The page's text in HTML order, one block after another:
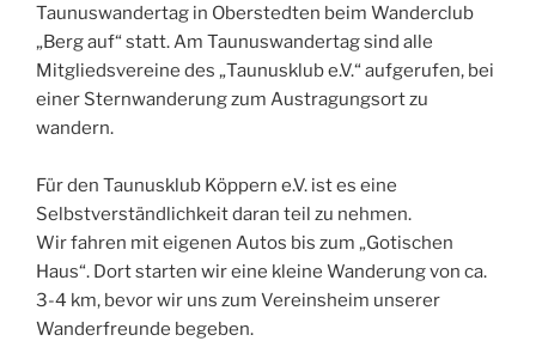
Taunuswandertag in Oberstedten beim Wanderclub
„Berg auf“ statt. Am Taunuswandertag sind alle
Mitgliedsvereine des „Taunusklub e.V.“ aufgerufen, bei
einer Sternwanderung zum Austragungsort zu
wandern.
Für den Taunusklub Köppern e.V. ist es eine
Selbstverständlichkeit daran teil zu nehmen.
Wir fahren mit eigenen Autos bis zum „Gotischen
Haus“. Dort starten wir eine kleine Wanderung von ca.
3-4 km, bevor wir uns zum Vereinsheim unserer
Wanderfreunde begeben.